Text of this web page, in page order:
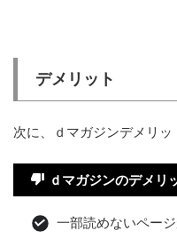
デメリット
次に、ｄマガジンデメリッ
ｄマガジンのデメリ
一部読めないペー